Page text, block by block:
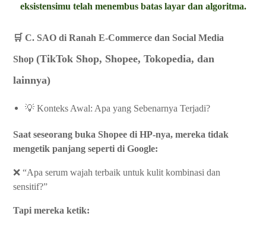
eksistensimu telah menembus batas layar dan algoritma.
🛒 C. SAO di Ranah E-Commerce dan Social Media
Shop (TikTok Shop, Shopee, Tokopedia, dan
lainnya)
💡 Konteks Awal: Apa yang Sebenarnya Terjadi?
Saat seseorang buka Shopee di HP-nya, mereka tidak
mengetik panjang seperti di Google:
❌ “Apa serum wajah terbaik untuk kulit kombinasi dan
sensitif?”
Tapi mereka ketik: